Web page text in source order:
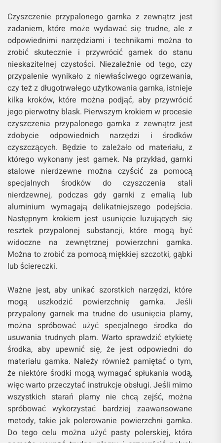
Czyszczenie przypalonego garnka z zewnątrz jest
zadaniem, które może wydawać się trudne, ale z
odpowiednimi narzędziami i technikami można to
zrobić skutecznie i przywrócić garnek do stanu
nieskazitelnej czystości. Niezależnie od tego, czy
przypalenie wynikało z niewłaściwego ogrzewania,
czy też z długotrwałego użytkowania garnka, istnieje
kilka kroków, które można podjąć, aby przywrócić
jego pierwotny blask. Pierwszym krokiem w procesie
czyszczenia przypalonego garnka z zewnątrz jest
zdobycie odpowiednich narzędzi i środków
czyszczących. Będzie to zależało od materiału, z
którego wykonany jest garnek. Na przykład, garnki
stalowe nierdzewne można czyścić za pomocą
specjalnych środków do czyszczenia stali
nierdzewnej, podczas gdy garnki z emalią lub
aluminium wymagają delikatniejszego podejścia.
Następnym krokiem jest usunięcie luzujących się
resztek przypalonej substancji, które mogą być
widoczne na zewnętrznej powierzchni garnka.
Można to zrobić za pomocą miękkiej szczotki, gąbki
lub ściereczki.
Ważne jest, aby unikać szorstkich narzędzi, które
mogą uszkodzić powierzchnię garnka. Jeśli
przypalony garnek ma trudne do usunięcia plamy,
można spróbować użyć specjalnego środka do
usuwania trudnych plam. Warto sprawdzić etykietę
środka, aby upewnić się, że jest odpowiedni do
materiału garnka. Należy również pamiętać o tym,
że niektóre środki mogą wymagać spłukania wodą,
więc warto przeczytać instrukcje obsługi. Jeśli mimo
wszystkich starań plamy nie chcą zejść, można
spróbować wykorzystać bardziej zaawansowane
metody, takie jak polerowanie powierzchni garnka.
Do tego celu można użyć pasty polerskiej, która